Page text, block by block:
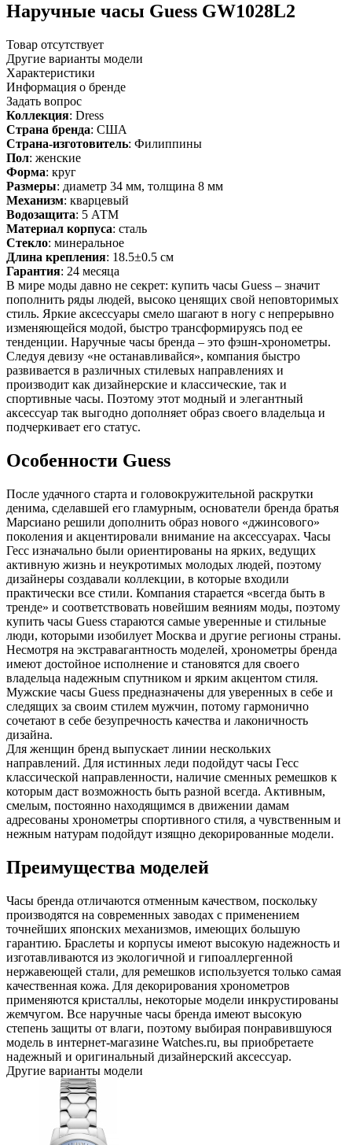
Наручные часы Guess GW1028L2
Товар отсутствует
Другие варианты модели
Характеристики
Информация о бренде
Задать вопрос
Коллекция: Dress
Страна бренда: США
Страна-изготовитель: Филиппины
Пол: женские
Форма: круг
Размеры: диаметр 34 мм, толщина 8 мм
Механизм: кварцевый
Водозащита: 5 АТМ
Материал корпуса: сталь
Стекло: минеральное
Длина крепления: 18.5±0.5 см
Гарантия: 24 месяца
В мире моды давно не секрет: купить часы Guess – значит
пополнить ряды людей, высоко ценящих свой неповторимых
стиль. Яркие аксессуары смело шагают в ногу с непрерывно
изменяющейся модой, быстро трансформируясь под ее
тенденции. Наручные часы бренда – это фэшн-хронометры.
Следуя девизу «не останавливайся», компания быстро
развивается в различных стилевых направлениях и
производит как дизайнерские и классические, так и
спортивные часы. Поэтому этот модный и элегантный
аксессуар так выгодно дополняет образ своего владельца и
подчеркивает его статус.
Особенности Guess
После удачного старта и головокружительной раскрутки
денима, сделавшей его гламурным, основатели бренда братья
Марсиано решили дополнить образ нового «джинсового»
поколения и акцентировали внимание на аксессуарах. Часы
Гесс изначально были ориентированы на ярких, ведущих
активную жизнь и неукротимых молодых людей, поэтому
дизайнеры создавали коллекции, в которые входили
практически все стили. Компания старается «всегда быть в
тренде» и соответствовать новейшим веяниям моды, поэтому
купить часы Guess стараются самые уверенные и стильные
люди, которыми изобилует Москва и другие регионы страны.
Несмотря на экстравагантность моделей, хронометры бренда
имеют достойное исполнение и становятся для своего
владельца надежным спутником и ярким акцентом стиля.
Мужские часы Guess предназначены для уверенных в себе и
следящих за своим стилем мужчин, потому гармонично
сочетают в себе безупречность качества и лаконичность
дизайна.
Для женщин бренд выпускает линии нескольких
направлений. Для истинных леди подойдут часы Гесс
классической направленности, наличие сменных ремешков к
которым даст возможность быть разной всегда. Активным,
смелым, постоянно находящимся в движении дамам
адресованы хронометры спортивного стиля, а чувственным и
нежным натурам подойдут изящно декорированные модели.
Преимущества моделей
Часы бренда отличаются отменным качеством, поскольку
производятся на современных заводах с применением
точнейших японских механизмов, имеющих большую
гарантию. Браслеты и корпусы имеют высокую надежность и
изготавливаются из экологичной и гипоаллергенной
нержавеющей стали, для ремешков используется только самая
качественная кожа. Для декорирования хронометров
применяются кристаллы, некоторые модели инкрустированы
жемчугом. Все наручные часы бренда имеют высокую
степень защиты от влаги, поэтому выбирая понравившуюся
модель в интернет-магазине Watches.ru, вы приобретаете
надежный и оригинальный дизайнерский аксессуар.
Другие варианты модели